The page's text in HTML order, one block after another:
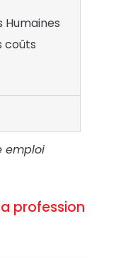
Humaines
coûts
emploi
profession